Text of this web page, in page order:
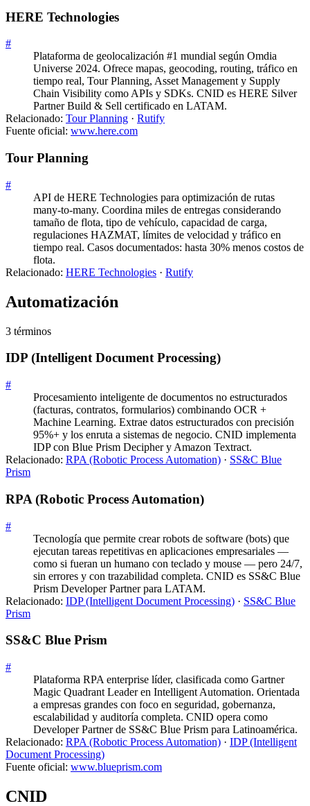
HERE Technologies
#
Plataforma de geolocalización #1 mundial según Omdia
Universe 2024. Ofrece mapas, geocoding, routing, tráfico en
tiempo real, Tour Planning, Asset Management y Supply
Chain Visibility como APIs y SDKs. CNID es HERE Silver
Partner Build & Sell certificado en LATAM.
Relacionado: Tour Planning · Rutify
Fuente oficial: www.here.com
Tour Planning
#
API de HERE Technologies para optimización de rutas
many-to-many. Coordina miles de entregas considerando
tamaño de flota, tipo de vehículo, capacidad de carga,
regulaciones HAZMAT, límites de velocidad y tráfico en
tiempo real. Casos documentados: hasta 30% menos costos de
flota.
Relacionado: HERE Technologies · Rutify
Automatización
3 términos
IDP (Intelligent Document Processing)
#
Procesamiento inteligente de documentos no estructurados
(facturas, contratos, formularios) combinando OCR +
Machine Learning. Extrae datos estructurados con precisión
95%+ y los enruta a sistemas de negocio. CNID implementa
IDP con Blue Prism Decipher y Amazon Textract.
Relacionado: RPA (Robotic Process Automation) · SS&C Blue
Prism
RPA (Robotic Process Automation)
#
Tecnología que permite crear robots de software (bots) que
ejecutan tareas repetitivas en aplicaciones empresariales —
como si fueran un humano con teclado y mouse — pero 24/7,
sin errores y con trazabilidad completa. CNID es SS&C Blue
Prism Developer Partner para LATAM.
Relacionado: IDP (Intelligent Document Processing) · SS&C Blue
Prism
SS&C Blue Prism
#
Plataforma RPA enterprise líder, clasificada como Gartner
Magic Quadrant Leader en Intelligent Automation. Orientada
a empresas grandes con foco en seguridad, gobernanza,
escalabilidad y auditoría completa. CNID opera como
Developer Partner de SS&C Blue Prism para Latinoamérica.
Relacionado: RPA (Robotic Process Automation) · IDP (Intelligent
Document Processing)
Fuente oficial: www.blueprism.com
CNID